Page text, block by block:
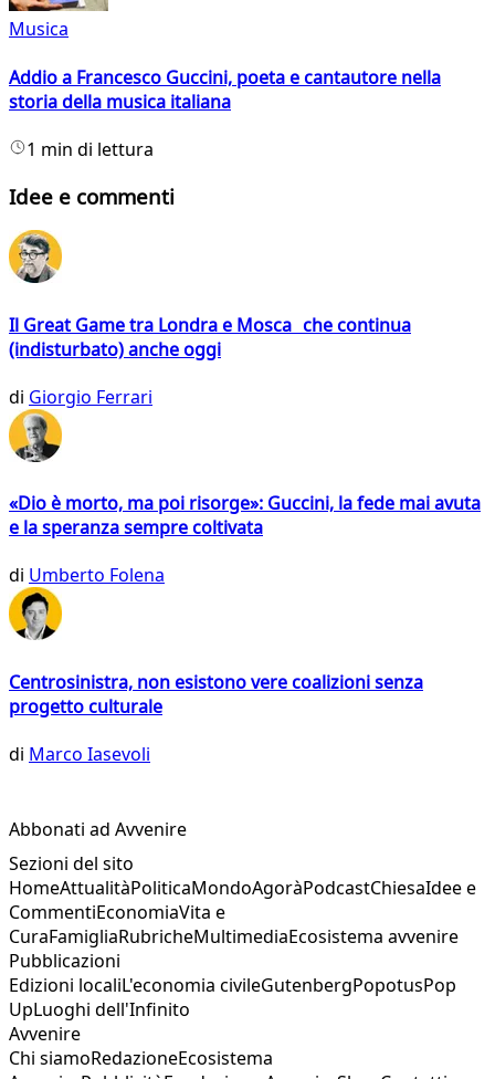
Musica
Addio a Francesco Guccini, poeta e cantautore nella
storia della musica italiana
1 min di lettura
Idee e commenti
Il Great Game tra Londra e Mosca che continua
(indisturbato) anche oggi
di Giorgio Ferrari
«Dio è morto, ma poi risorge»: Guccini, la fede mai avuta
e la speranza sempre coltivata
di Umberto Folena
Centrosinistra, non esistono vere coalizioni senza
progetto culturale
di Marco Iasevoli
Abbonati ad Avvenire
Sezioni del sito
HomeAttualitàPoliticaMondoAgoràPodcastChiesaIdee e
CommentiEconomiaVita e
CuraFamigliaRubricheMultimediaEcosistema avvenire
Pubblicazioni
Edizioni localiL'economia civileGutenbergPopotusPop
UpLuoghi dell'Infinito
Avvenire
Chi siamoRedazioneEcosistema